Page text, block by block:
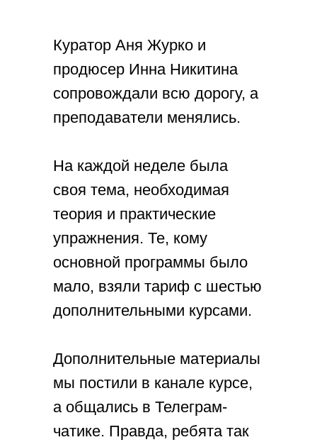
Куратор Аня Журко и
продюсер Инна Никитина
сопровождали всю дорогу, а
преподаватели менялись.
На каждой неделе была
своя тема, необходимая
теория и практические
упражнения. Те, кому
основной программы было
мало, взяли тариф с шестью
дополнительными курсами.
Дополнительные материалы
мы постили в канале курсе,
а общались в Телеграм-
чатике. Правда, ребята так